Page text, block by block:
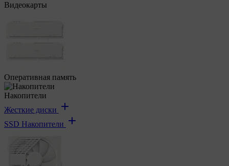
Видеокарты
Оперативная память
Накопители
Жесткие диски
SSD Накопители